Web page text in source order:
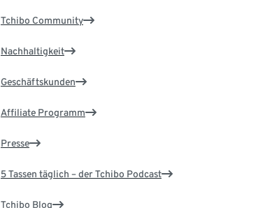
Tchibo Community
Nachhaltigkeit
Geschäftskunden
Affiliate Programm
Presse
5 Tassen täglich – der Tchibo Podcast
Tchibo Blog